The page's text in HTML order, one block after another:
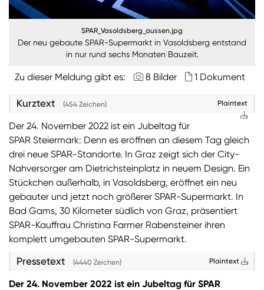
ANMELDEN
automatisch per E-Mail erhalten? Dann tragen Sie
einfach Ihre Daten in unseren Presseverteiler ein
ausschließlich für Medienkontakte und nicht für
Sie wollen Informationen über aktuelle Aktionen,
Produktneuheiten, attraktive Gewinnspiele uvm.
erhalten? Dann melden Sie sich zum
SPAR
Newsletteran:
Zum SPAR Newsletter
SPAR_Vasoldsberg_aussen.jpg
Der neu gebaute SPAR-Supermarkt in Vasoldsberg entstand
in nur rund sechs Monaten Bauzeit.
Zu dieser Meldung gibt es: 8 Bilder 1 Dokument
Kurztext (454 Zeichen) Plaintext
Der 24. November 2022 ist ein Jubeltag für
SPAR Steiermark: Denn es eröffnen an diesem Tag gleich
drei neue SPAR-Standorte. In Graz zeigt sich der City-
Nahversorger am Dietrichsteinplatz in neuem Design. Ein
Stückchen außerhalb, in Vasoldsberg, eröffnet ein neu
gebauter und jetzt noch größerer SPAR-Supermarkt. In
Bad Gams, 30 Kilometer südlich von Graz, präsentiert
SPAR-Kauffrau Christina Farmer Rabensteiner ihren
komplett umgebauten SPAR-Supermarkt.
Pressetext (4440 Zeichen) Plaintext
Der 24. November 2022 ist ein Jubeltag für SPAR